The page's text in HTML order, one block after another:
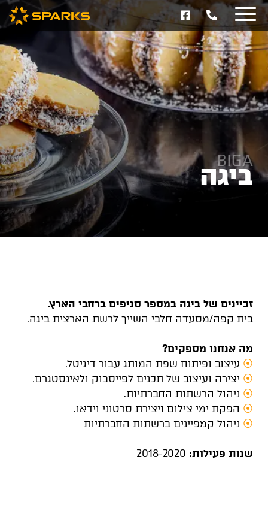
BIGA
ביגה
זכיינים של ביגה במספר סניפים ברחבי הארץ.
בית קפה/מסעדה חלבי השייך לרשת הארצית ביגה.
מה אנחנו מספקים?
⦿ עיצוב ופיתוח שפת המותג עבור דיגיטל.
⦿ יצירה ועיצוב של תכנים לפייסבוק ולאינסטגרם.
⦿ ניהול הרשתות החברתיות.
⦿ הפקת ימי צילום ויצירת סרטוני וידאו.
⦿ ניהול קמפיינים ברשתות החברתיות
שנות פעילות: